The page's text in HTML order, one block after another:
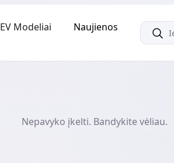
EV Modeliai Naujienos
Nepavyko įkelti. Bandykite vėliau.